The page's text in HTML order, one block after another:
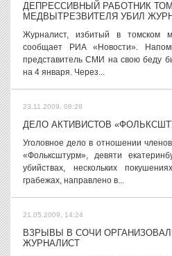
ДЕПРЕССИВНЫЙ РАБОТНИК
МЕДВЫТРЕЗВИТЕЛЯ УБИЛ
Журналист, избитый в томском
сообщает РИА «Новости».
представитель СМИ на свою беду
на 4 января. Через...
23.11.2009, 08:28
ДЕЛО АКТИВИСТОВ
Уголовное дело в отношении
«Фольксштурм», девяти
убийствах, нескольких
грабежах, направлено в...
21.05.2009, 14:24
ВЗРЫВЫ В СОЧИ
ЖУРНАЛИСТ